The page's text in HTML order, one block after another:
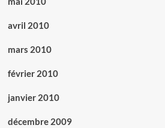
avril 2010
mars 2010
février 2010
janvier 2010
décembre 2009